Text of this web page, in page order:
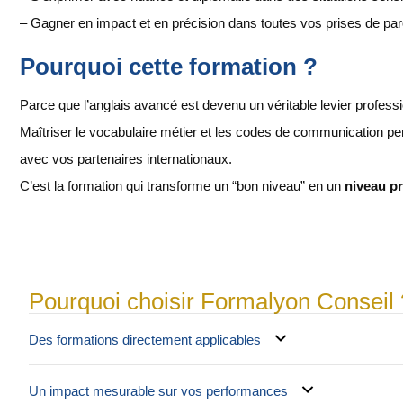
– Gagner en impact et en précision dans toutes vos prises de
Pourquoi cette formation ?
Parce que l’anglais avancé est devenu un véritable levier
Maîtriser le vocabulaire métier et les codes de communication
avec vos partenaires internationaux.
C’est la formation qui transforme un “bon niveau” en un niveau
Pourquoi choisir Formalyon Conseil
Des formations directement applicables
Un impact mesurable sur vos performances